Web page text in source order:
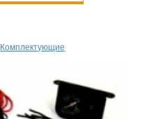
Комплектующие